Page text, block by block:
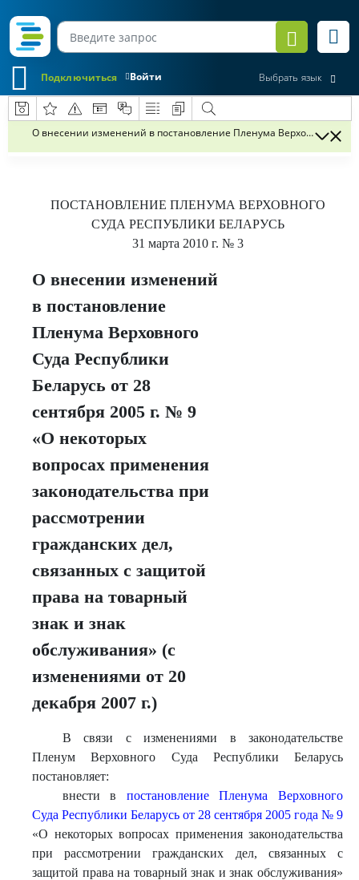
Войти
Подключиться Выбрать язык
О внесении изменений в постановление Пленума Верховного
ПОСТАНОВЛЕНИЕ ПЛЕНУМА ВЕРХОВНОГО
СУДА РЕСПУБЛИКИ БЕЛАРУСЬ
31 марта 2010 г. № 3
О внесении изменений
в постановление
Пленума Верховного
Суда Республики
Беларусь от 28
сентября 2005 г. № 9
«О некоторых
вопросах применения
законодательства при
рассмотрении
гражданских дел,
связанных с защитой
права на товарный
знак и знак
обслуживания» (с
изменениями от 20
декабря 2007 г.)
В связи с изменениями в законодательстве
Пленум Верховного Суда Республики Беларусь
постановляет:
внести в постановление Пленума Верховного
Суда Республики Беларусь от 28 сентября 2005 года № 9
«О некоторых вопросах применения законодательства
при рассмотрении гражданских дел, связанных с
защитой права на товарный знак и знак обслуживания»